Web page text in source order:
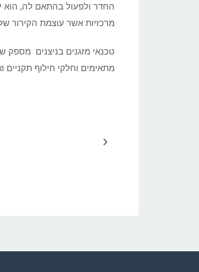
החדר ולפעול בהתאם לה, הוא
מרכזיות אשר עוצמת הקירור
טכנאי מזגנים בניצנים מספק
מתאימים וחלקי חילוף תקניים